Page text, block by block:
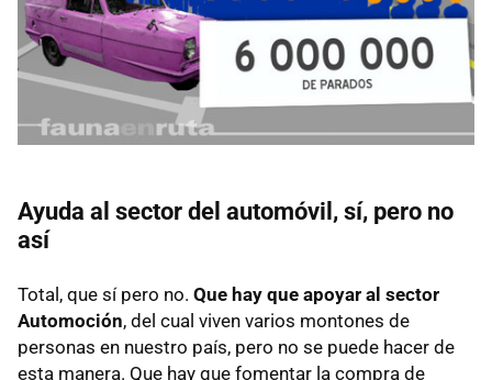
Ayuda al sector del automóvil, sí, pero no
así
Total, que sí pero no. Que hay que apoyar al sector
Automoción, del cual viven varios montones de
personas en nuestro país, pero no se puede hacer de
esta manera. Que hay que fomentar la compra de